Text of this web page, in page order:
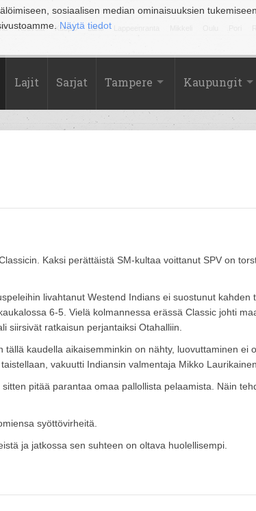
sosiaalisen median ominaisuuksien
Näytä tiedot
Kouvola Kuopio Lahti
Lajit Sarjat Tampere Kaupungit
Kaksi perättäistä SM-kultaa voittanut SPV on
livahtanut Westend Indians ei suostunut kahden
6-5. Vielä kolmannessa erässä Classic johti
siirsivät ratkaisun perjantaiksi Otahalliin.
kaudella aikaisemminkin on nähty, luovuttaminen ei
vakuutti Indiansin valmentaja Mikko
pitää parantaa omaa pallollista pelaamista. Näin
syöttövirheitä.
ja jatkossa sen suhteen on oltava huolellisempi.